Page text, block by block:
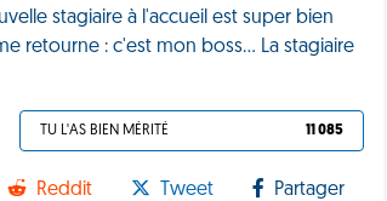
stagiaire à l'accueil est super bien
retourne : c'est mon boss... La stagiaire
TU L'AS BIEN MÉRITÉ 11 085
Reddit Tweet Partager